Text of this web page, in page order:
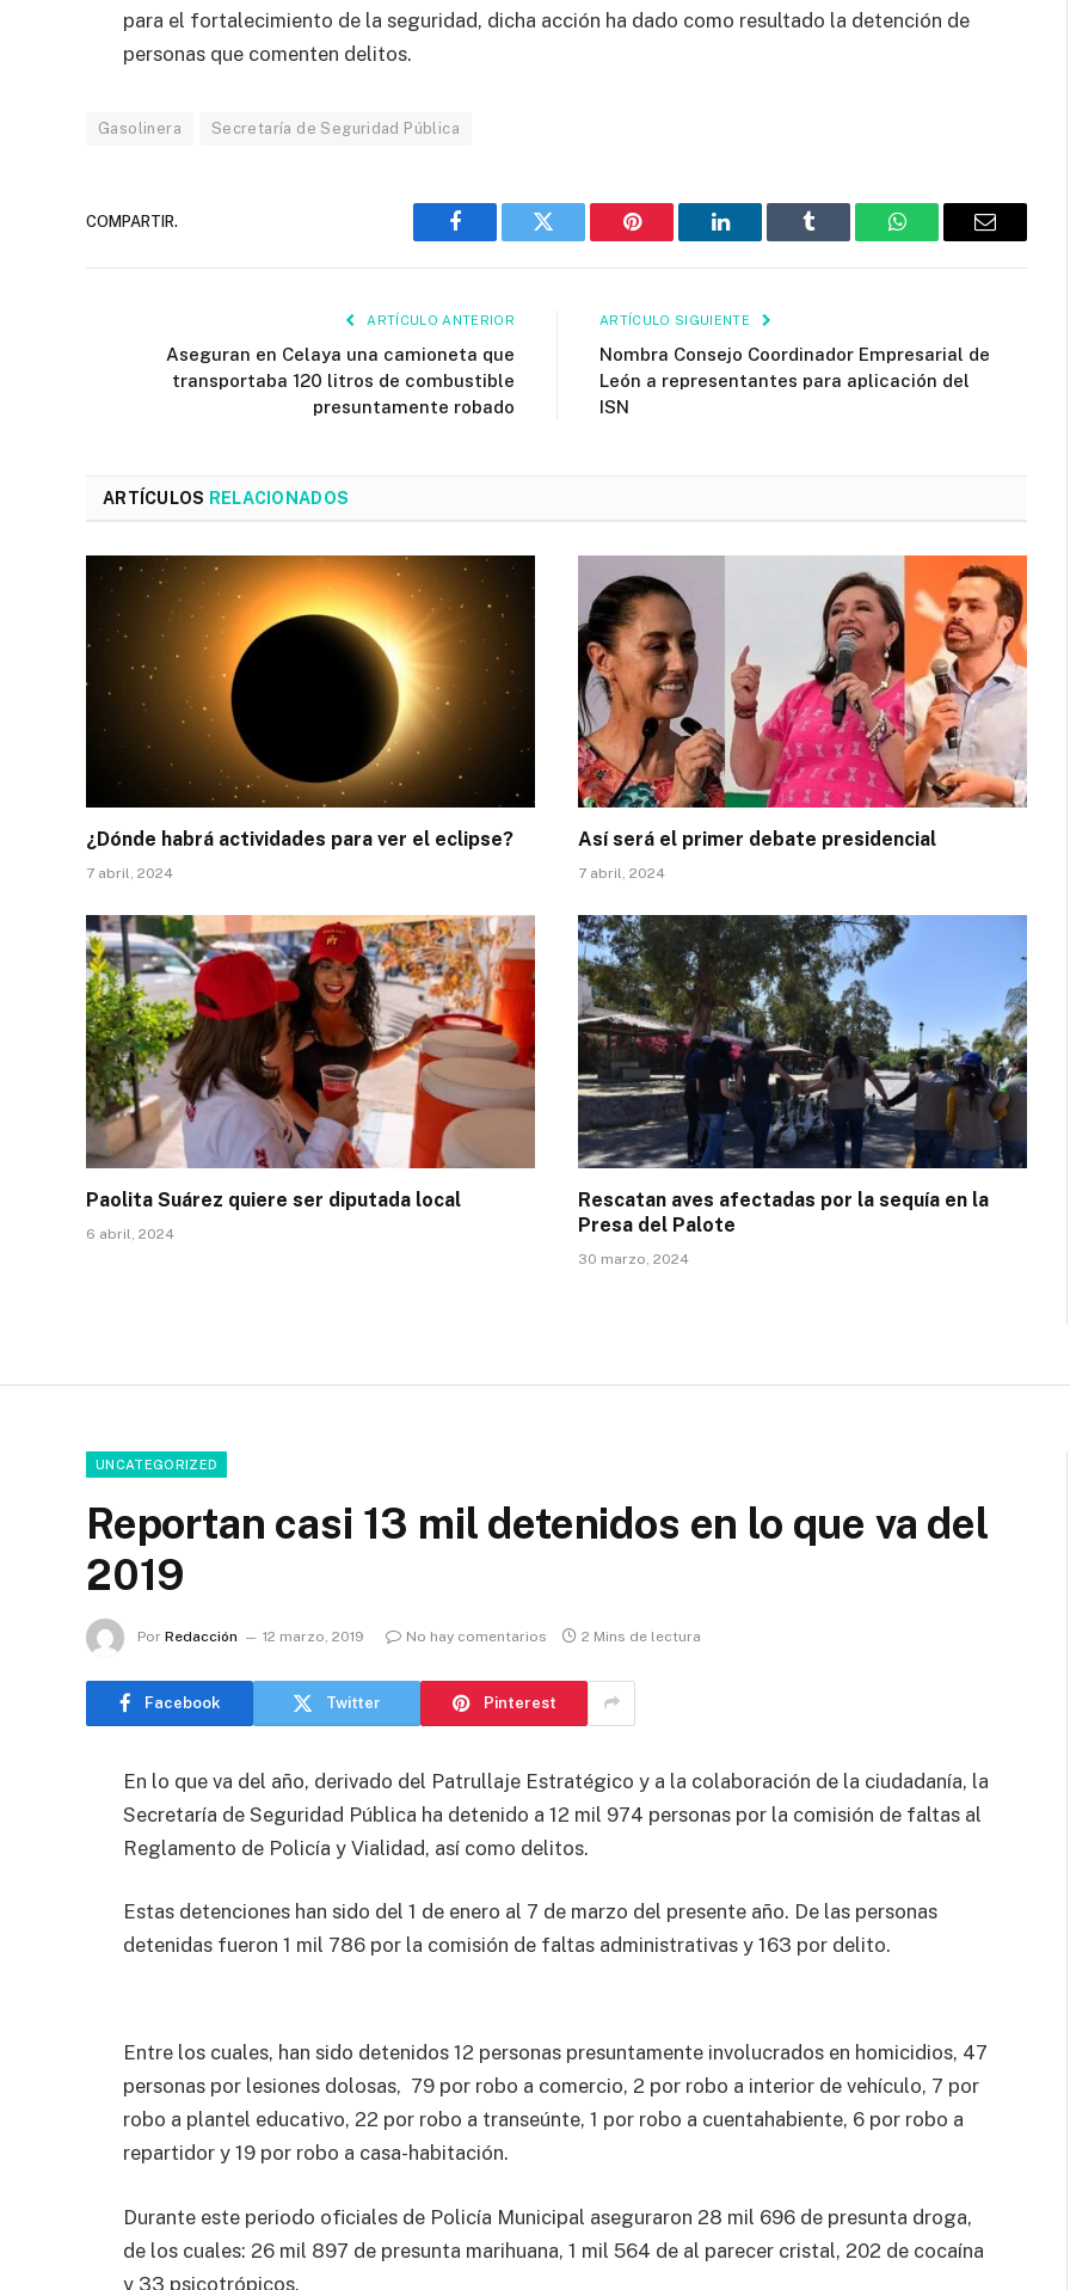
para el fortalecimiento de la seguridad, dicha acción ha dado como resultado la detención de
personas que comenten delitos.
Gasolinera Secretaría de Seguridad Pública
COMPARTIR.
Facebook Twitter Pinterest LinkedIn Tumblr WhatsAppEmail
ARTÍCULO ANTERIOR
Aseguran en Celaya una camioneta que
transportaba 120 litros de combustible
presuntamente robado
ARTÍCULO SIGUIENTE
Nombra Consejo Coordinador Empresarial de
León a representantes para aplicación del
ISN
ARTÍCULOS RELACIONADOS
¿Dónde habrá actividades para ver el eclipse?
7 abril, 2024
Así será el primer debate presidencial
7 abril, 2024
Paolita Suárez quiere ser diputada local
6 abril, 2024
Rescatan aves afectadas por la sequía en la
Presa del Palote
30 marzo, 2024
UNCATEGORIZED
Reportan casi 13 mil detenidos en lo que va del
2019
Por Redacción 12 marzo, 2019 No hay comentarios 2 Mins de lectura
Facebook Twitter Pinterest
En lo que va del año, derivado del Patrullaje Estratégico y a la colaboración de la ciudadanía, la
Secretaría de Seguridad Pública ha detenido a 12 mil 974 personas por la comisión de faltas al
Reglamento de Policía y Vialidad, así como delitos.
Estas detenciones han sido del 1 de enero al 7 de marzo del presente año. De las personas
detenidas fueron 1 mil 786 por la comisión de faltas administrativas y 163 por delito.
Entre los cuales, han sido detenidos 12 personas presuntamente involucrados en homicidios, 47
personas por lesiones dolosas, 79 por robo a comercio, 2 por robo a interior de vehículo, 7 por
robo a plantel educativo, 22 por robo a transeúnte, 1 por robo a cuentahabiente, 6 por robo a
repartidor y 19 por robo a casa-habitación.
Durante este periodo oficiales de Policía Municipal aseguraron 28 mil 696 de presunta droga,
de los cuales: 26 mil 897 de presunta marihuana, 1 mil 564 de al parecer cristal, 202 de cocaína
y 33 psicotrópicos.